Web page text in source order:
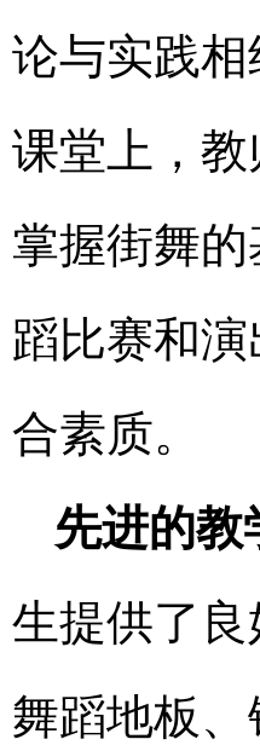
论与实践
课堂上，
掌握街舞
蹈比赛和
合素质。
先进的教
生提供了
舞蹈地板